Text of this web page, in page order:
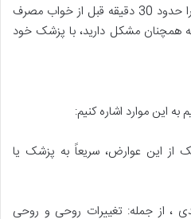
برای کمک به خواب، داروی خود را حدود 30 دقیقه قبل از خواب مصرف
در خواب بیش از 2 هفته همچنان مشکل دارید، با پزشک خود
این موارد اشاره کنیم:
از این عوارض، سریعاً به پزشک یا
، از جمله: تغییرات روحی و روحی